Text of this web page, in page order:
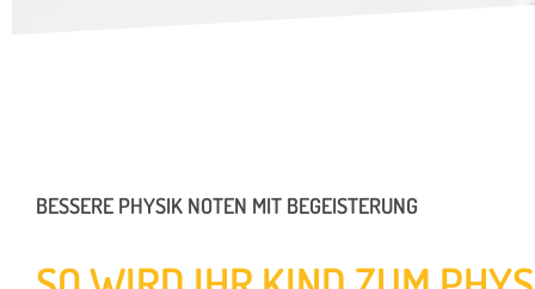
BESSERE PHYSIK NOTEN MIT BEGEISTERUNG